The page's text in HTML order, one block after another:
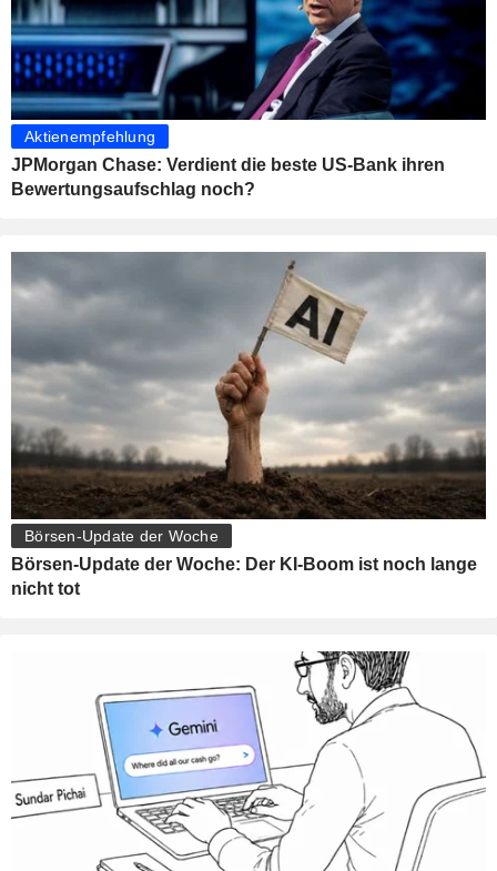
Aktienempfehlung
JPMorgan Chase: Verdient die beste US-Bank ihren
Bewertungsaufschlag noch?
Börsen-Update der Woche
Börsen-Update der Woche: Der KI-Boom ist noch lange
nicht tot